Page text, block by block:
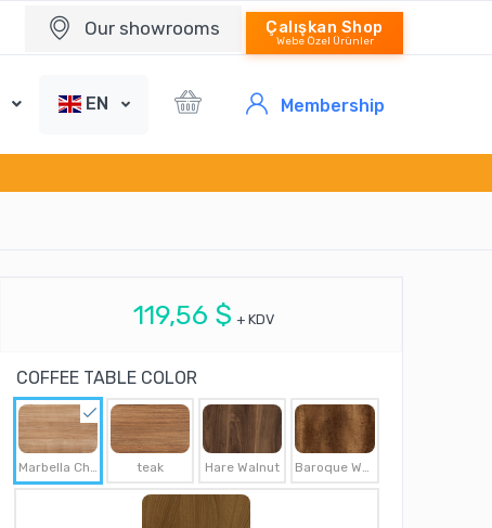
Our showrooms Çalışkan Shop
Webe Özel Ürünler
EN Membership
119,56 $ + KDV
COFFEE TABLE COLOR
teak Hare Walnut